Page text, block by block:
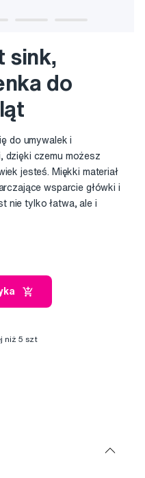
sink,
do
do umywalek i
dzięki czemu możesz
jesteś. Miękki materiał
wsparcie główki i
nie tylko łatwa, ale i
niż 5 szt